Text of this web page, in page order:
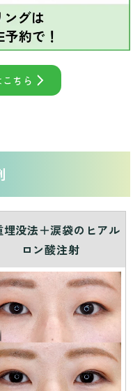
ちら
埋没法＋涙袋のヒアル
ロン酸注射